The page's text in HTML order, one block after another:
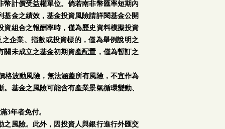
計價受益權單位。倘若南非幣匯率短期內
金之績效，基金投資風險請詳閱基金公開
組合之報酬率時，僅為歷史資料模擬投資
企業、指數或投資標的，僅為舉例說明之
未成立之基金初期資產配置，僅為暫訂之
格波動風險，無法涵蓋所有風險，不宜作為
基金之風險可能含有產業景氣循環變動、
3年者免付。
風險。此外，因投資人與銀行進行外匯交